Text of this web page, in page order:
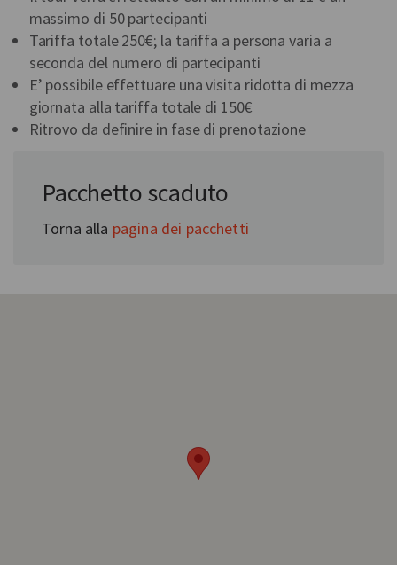
massimo di 50 partecipanti
Tariffa totale 250€; la tariffa a persona varia a
seconda del numero di partecipanti
E’ possibile effettuare una visita ridotta di mezza
giornata alla tariffa totale di 150€
Ritrovo da definire in fase di prenotazione
Discovery Alto Piemonte
Pacchetto scaduto
Torna alla pagina dei pacchetti